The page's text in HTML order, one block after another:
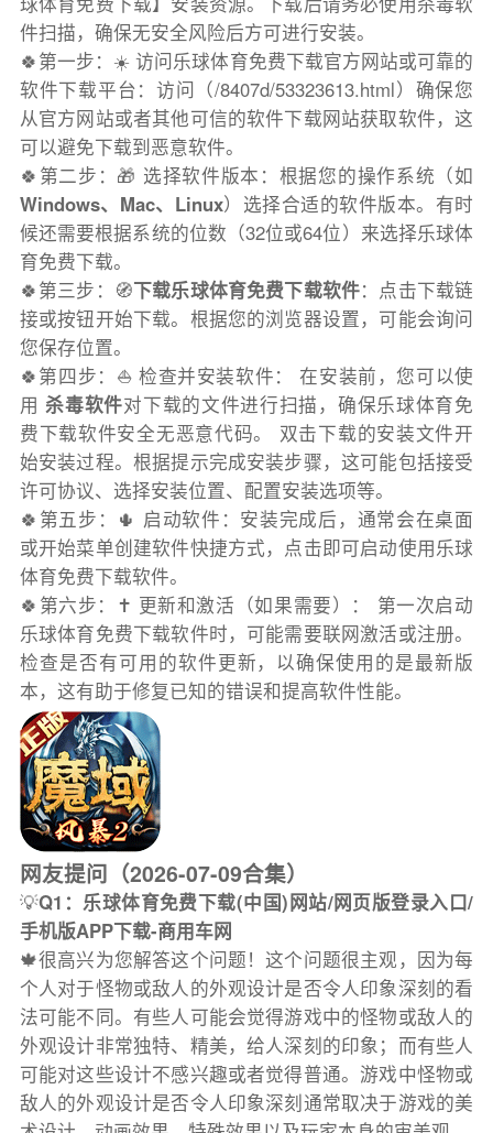
件扫描，确保无安全风险后方可进行安装。
🍀第一步：☀️ 访问乐球体育免费下载官方网站或可靠的
软件下载平台：访问（/8407d/53323613.html）确保您
从官方网站或者其他可信的软件下载网站获取软件，这
可以避免下载到恶意软件。
🍀第二步：🎁 选择软件版本：根据您的操作系统（如
Windows、Mac、Linux）选择合适的软件版本。有时
候还需要根据系统的位数（32位或64位）来选择乐球体
育免费下载。
🍀第三步：🧭下载乐球体育免费下载软件：点击下载链
接或按钮开始下载。根据您的浏览器设置，可能会询问
您保存位置。
🍀第四步：⛵️ 检查并安装软件： 在安装前，您可以使
用杀毒软件对下载的文件进行扫描，确保乐球体育免
费下载软件安全无恶意代码。 双击下载的安装文件开
始安装过程。根据提示完成安装步骤，这可能包括接受
许可协议、选择安装位置、配置安装选项等。
🍀第五步：🌵 启动软件：安装完成后，通常会在桌面
或开始菜单创建软件快捷方式，点击即可启动使用乐球
体育免费下载软件。
🍀第六步：✝️ 更新和激活（如果需要）： 第一次启动
乐球体育免费下载软件时，可能需要联网激活或注册。
检查是否有可用的软件更新，以确保使用的是最新版
本，这有助于修复已知的错误和提高软件性能。
网友提问（2026-07-09合集）
💡Q1：乐球体育免费下载(中国)网站/网页版登录入口/
手机版APP下载-商用车网
🍁很高兴为您解答这个问题！这个问题很主观，因为每
个人对于怪物或敌人的外观设计是否令人印象深刻的看
法可能不同。有些人可能会觉得游戏中的怪物或敌人的
外观设计非常独特、精美，给人深刻的印象；而有些人
可能对这些设计不感兴趣或者觉得普通。游戏中怪物或
敌人的外观设计是否令人印象深刻通常取决于游戏的美